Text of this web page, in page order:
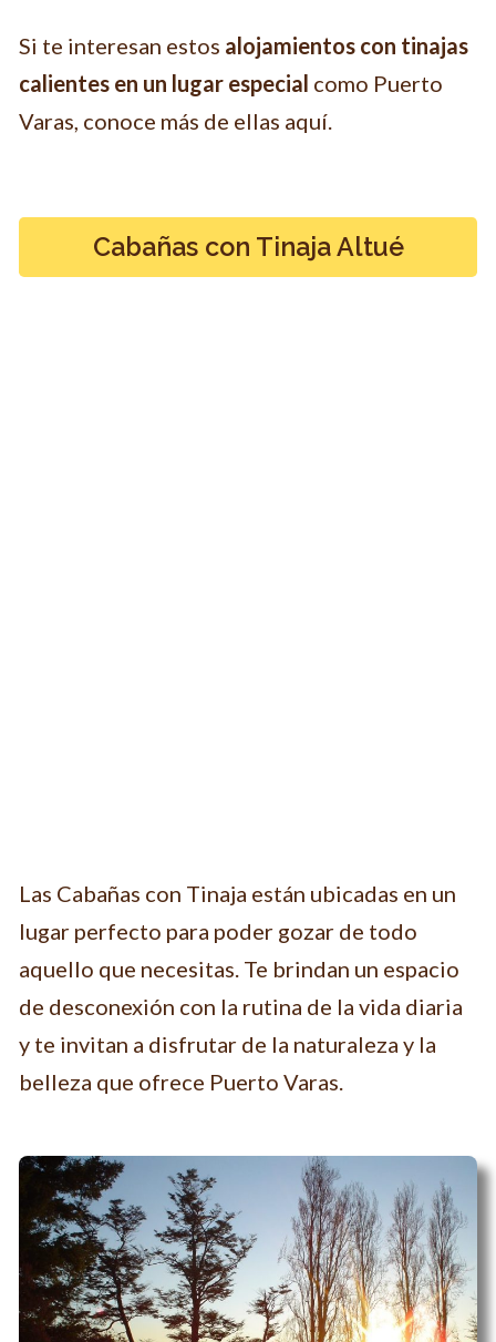
Si te interesan estos alojamientos con tinajas
calientes en un lugar especial como Puerto
Varas, conoce más de ellas aquí.
Cabañas con Tinaja Altué
Las Cabañas con Tinaja están ubicadas en un
lugar perfecto para poder gozar de todo
aquello que necesitas. Te brindan un espacio
de desconexión con la rutina de la vida diaria
y te invitan a disfrutar de la naturaleza y la
belleza que ofrece Puerto Varas.